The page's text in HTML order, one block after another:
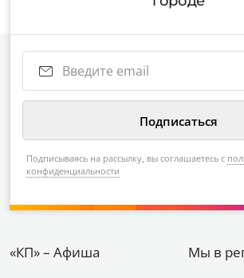
Подписываясь на рассылку, вы соглашаетесь с
конфиденциальности
«КП» – Афиша Мы в